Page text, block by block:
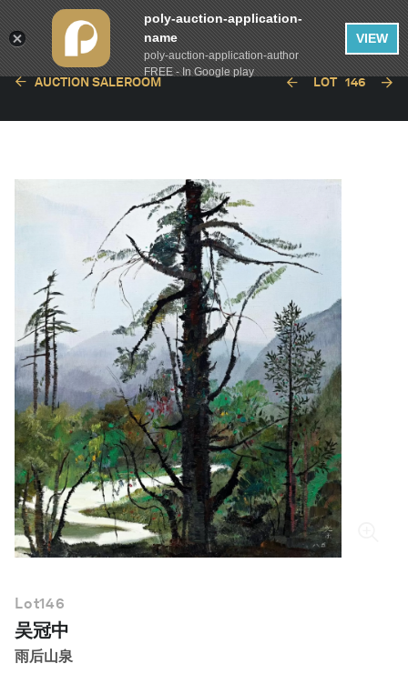
简体中文
AUCTION SALEROOM LOT 146
Lot146
吴冠中
雨后山泉
poly-auction-application-
name
poly-auction-application-author
FREE - In Google play
VIEW